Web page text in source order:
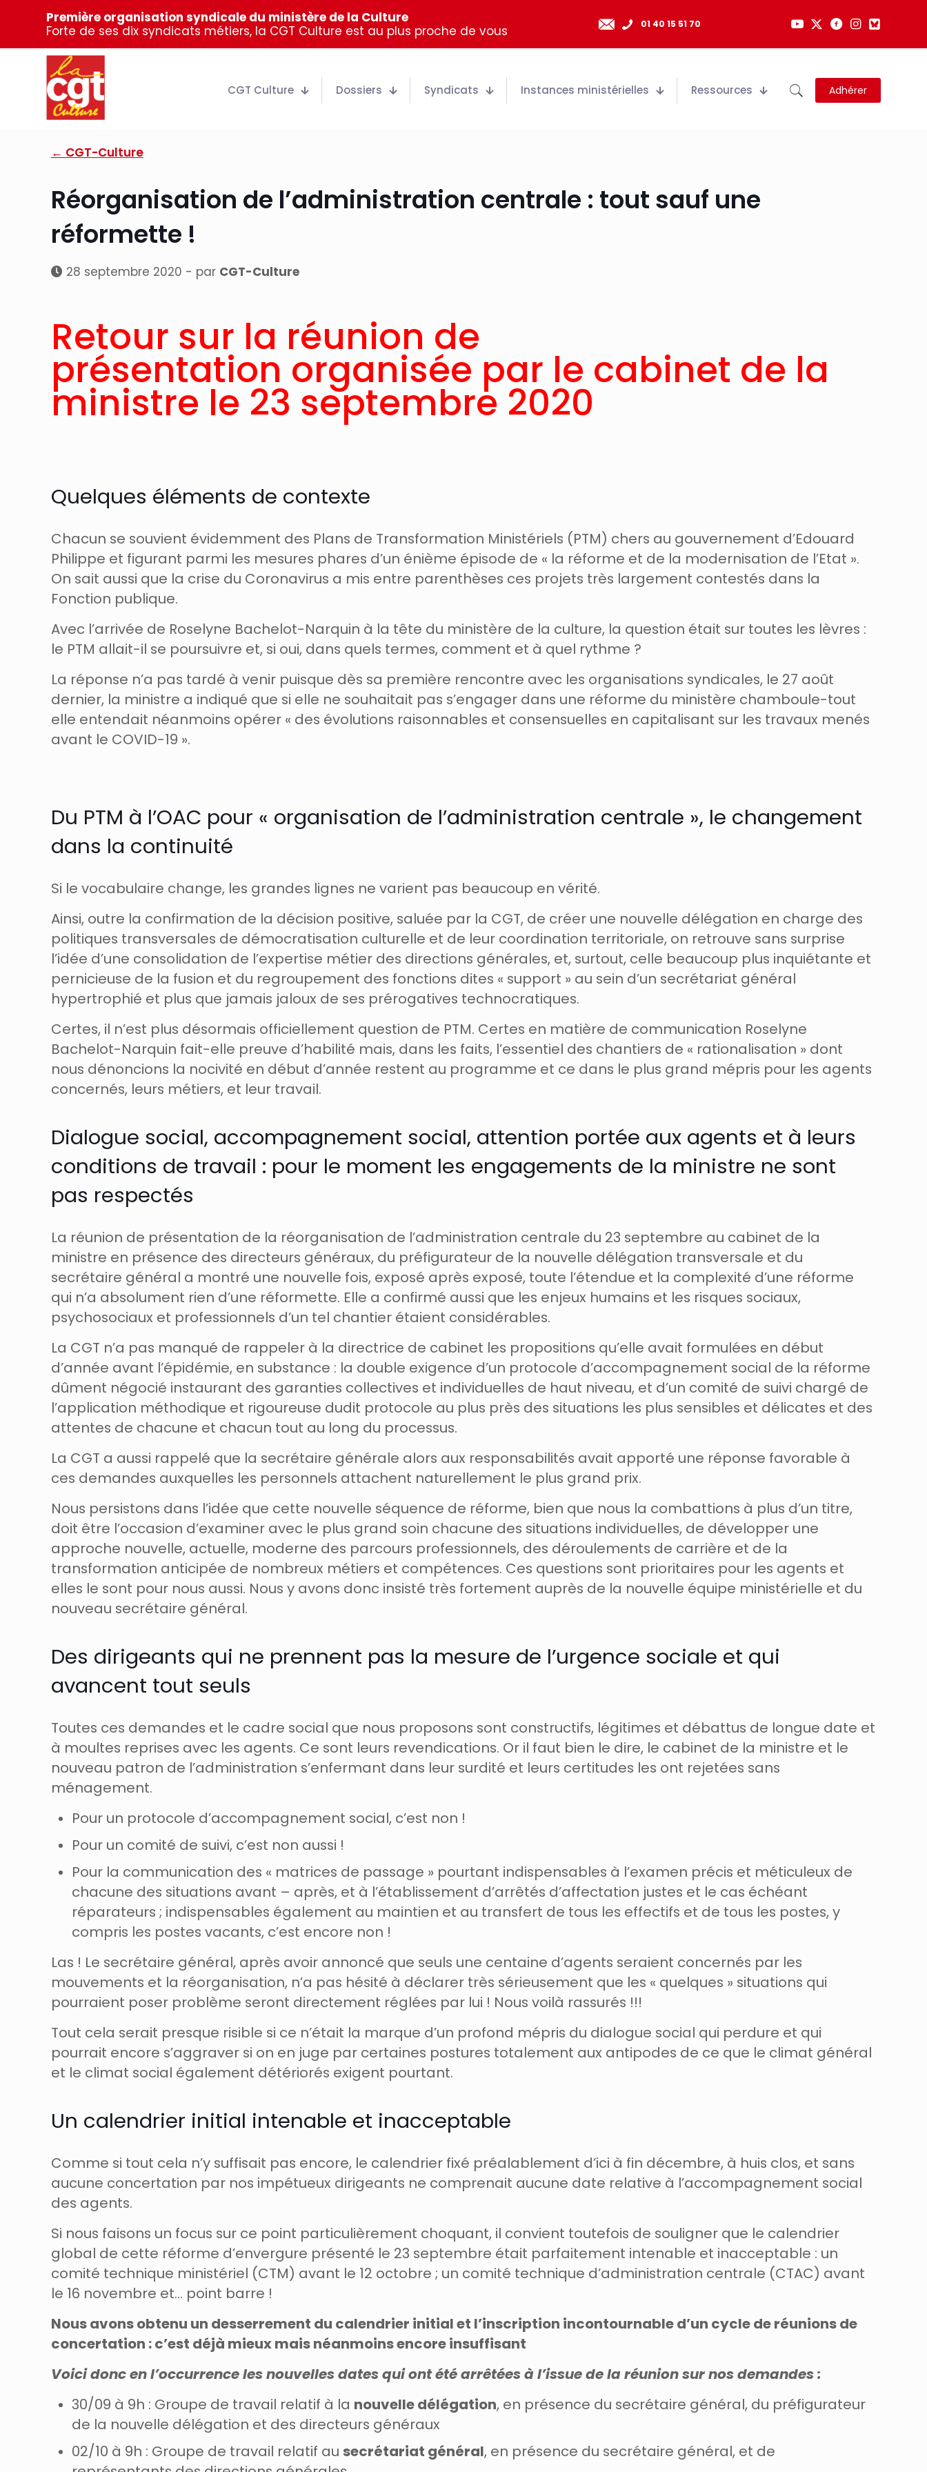
Première organisation syndicale du ministère de la Culture
Forte de ses dix syndicats métiers, la CGT Culture est au plus proche de vous
01 40 15 51 70
CGT Culture Dossiers Syndicats Instances ministérielles Ressources Adhérer
← CGT-Culture
Réorganisation de l’administration centrale : tout sauf une
réformette !
28 septembre 2020 - par CGT-Culture
Retour sur la réunion de
présentation organisée par le cabinet de la
ministre le 23 septembre 2020
Quelques éléments de contexte
Chacun se souvient évidemment des Plans de Transformation Ministériels (PTM) chers au gouvernement d’Edouard
Philippe et figurant parmi les mesures phares d’un énième épisode de « la réforme et de la modernisation de l’Etat ».
On sait aussi que la crise du Coronavirus a mis entre parenthèses ces projets très largement contestés dans la
Fonction publique.
Avec l’arrivée de Roselyne Bachelot-Narquin à la tête du ministère de la culture, la question était sur toutes les lèvres :
le PTM allait-il se poursuivre et, si oui, dans quels termes, comment et à quel rythme ?
La réponse n’a pas tardé à venir puisque dès sa première rencontre avec les organisations syndicales, le 27 août
dernier, la ministre a indiqué que si elle ne souhaitait pas s’engager dans une réforme du ministère chamboule-tout
elle entendait néanmoins opérer « des évolutions raisonnables et consensuelles en capitalisant sur les travaux menés
avant le COVID-19 ».
Du PTM à l’OAC pour « organisation de l’administration centrale », le changement
dans la continuité
Si le vocabulaire change, les grandes lignes ne varient pas beaucoup en vérité.
Ainsi, outre la confirmation de la décision positive, saluée par la CGT, de créer une nouvelle délégation en charge des
politiques transversales de démocratisation culturelle et de leur coordination territoriale, on retrouve sans surprise
l’idée d’une consolidation de l’expertise métier des directions générales, et, surtout, celle beaucoup plus inquiétante et
pernicieuse de la fusion et du regroupement des fonctions dites « support » au sein d’un secrétariat général
hypertrophié et plus que jamais jaloux de ses prérogatives technocratiques.
Certes, il n’est plus désormais officiellement question de PTM. Certes en matière de communication Roselyne
Bachelot-Narquin fait-elle preuve d’habilité mais, dans les faits, l’essentiel des chantiers de « rationalisation » dont
nous dénoncions la nocivité en début d’année restent au programme et ce dans le plus grand mépris pour les agents
concernés, leurs métiers, et leur travail.
Dialogue social, accompagnement social, attention portée aux agents et à leurs
conditions de travail : pour le moment les engagements de la ministre ne sont
pas respectés
La réunion de présentation de la réorganisation de l’administration centrale du 23 septembre au cabinet de la
ministre en présence des directeurs généraux, du préfigurateur de la nouvelle délégation transversale et du
secrétaire général a montré une nouvelle fois, exposé après exposé, toute l’étendue et la complexité d’une réforme
qui n’a absolument rien d’une réformette. Elle a confirmé aussi que les enjeux humains et les risques sociaux,
psychosociaux et professionnels d’un tel chantier étaient considérables.
La CGT n’a pas manqué de rappeler à la directrice de cabinet les propositions qu’elle avait formulées en début
d’année avant l’épidémie, en substance : la double exigence d’un protocole d’accompagnement social de la réforme
dûment négocié instaurant des garanties collectives et individuelles de haut niveau, et d’un comité de suivi chargé de
l’application méthodique et rigoureuse dudit protocole au plus près des situations les plus sensibles et délicates et des
attentes de chacune et chacun tout au long du processus.
La CGT a aussi rappelé que la secrétaire générale alors aux responsabilités avait apporté une réponse favorable à
ces demandes auxquelles les personnels attachent naturellement le plus grand prix.
Nous persistons dans l’idée que cette nouvelle séquence de réforme, bien que nous la combattions à plus d’un titre,
doit être l’occasion d’examiner avec le plus grand soin chacune des situations individuelles, de développer une
approche nouvelle, actuelle, moderne des parcours professionnels, des déroulements de carrière et de la
transformation anticipée de nombreux métiers et compétences. Ces questions sont prioritaires pour les agents et
elles le sont pour nous aussi. Nous y avons donc insisté très fortement auprès de la nouvelle équipe ministérielle et du
nouveau secrétaire général.
Des dirigeants qui ne prennent pas la mesure de l’urgence sociale et qui
avancent tout seuls
Toutes ces demandes et le cadre social que nous proposons sont constructifs, légitimes et débattus de longue date et
à moultes reprises avec les agents. Ce sont leurs revendications. Or il faut bien le dire, le cabinet de la ministre et le
nouveau patron de l’administration s’enfermant dans leur surdité et leurs certitudes les ont rejetées sans
ménagement.
Pour un protocole d’accompagnement social, c’est non !
Pour un comité de suivi, c’est non aussi !
Pour la communication des « matrices de passage » pourtant indispensables à l’examen précis et méticuleux de
chacune des situations avant – après, et à l’établissement d’arrêtés d’affectation justes et le cas échéant
réparateurs ; indispensables également au maintien et au transfert de tous les effectifs et de tous les postes, y
compris les postes vacants, c’est encore non !
Las ! Le secrétaire général, après avoir annoncé que seuls une centaine d’agents seraient concernés par les
mouvements et la réorganisation, n’a pas hésité à déclarer très sérieusement que les « quelques » situations qui
pourraient poser problème seront directement réglées par lui ! Nous voilà rassurés !!!
Tout cela serait presque risible si ce n’était la marque d’un profond mépris du dialogue social qui perdure et qui
pourrait encore s’aggraver si on en juge par certaines postures totalement aux antipodes de ce que le climat général
et le climat social également détériorés exigent pourtant.
Un calendrier initial intenable et inacceptable
Comme si tout cela n’y suffisait pas encore, le calendrier fixé préalablement d’ici à fin décembre, à huis clos, et sans
aucune concertation par nos impétueux dirigeants ne comprenait aucune date relative à l’accompagnement social
des agents.
Si nous faisons un focus sur ce point particulièrement choquant, il convient toutefois de souligner que le calendrier
global de cette réforme d’envergure présenté le 23 septembre était parfaitement intenable et inacceptable : un
comité technique ministériel (CTM) avant le 12 octobre ; un comité technique d’administration centrale (CTAC) avant
le 16 novembre et… point barre !
Nous avons obtenu un desserrement du calendrier initial et l’inscription incontournable d’un cycle de réunions de
concertation : c’est déjà mieux mais néanmoins encore insuffisant
Voici donc en l’occurrence les nouvelles dates qui ont été arrêtées à l’issue de la réunion sur nos demandes :
30/09 à 9h : Groupe de travail relatif à la nouvelle délégation, en présence du secrétaire général, du préfigurateur
de la nouvelle délégation et des directeurs généraux
02/10 à 9h : Groupe de travail relatif au secrétariat général, en présence du secrétaire général, et de